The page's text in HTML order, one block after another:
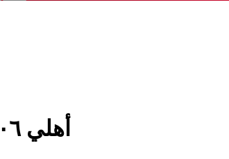
«أهلي ٢٠٠٦» يتعادل مع بتروجت في بطولة الجمهورية